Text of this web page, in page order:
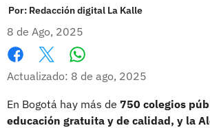
Por: Redacción digital La Kalle
8 de Ago, 2025
Facebook
X
Actualizado: 8 de ago, 2025
En Bogotá hay más de 750 colegios
educación gratuita y de calidad, y la